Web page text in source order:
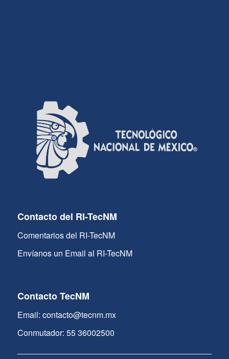
Contacto del RI-TecNM
Comentarios del RI-TecNM
Envíanos un Email al RI-TecNM
Contacto TecNM
Email: contacto@tecnm.mx
Conmutador: 55 36002500